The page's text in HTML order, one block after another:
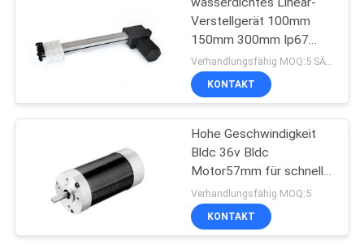
Elektrisches Linear-
Verstellgerät
Verstellgerät 100mm
150mm 300mm Ip67
1600N 24v 12v
Verhandlungsfähig MOQ:5 SÄTZE
KONTAKT
Hohe Geschwindigkeit
Bldc 36v Bldc
Motor57mm für schnelle
Erstausführungs-
Maschine
Verhandlungsfähig MOQ:5
KONTAKT